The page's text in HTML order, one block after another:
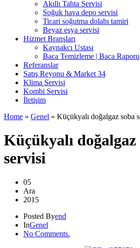
Akıllı Tahta Servisi
Soğuk hava depo servisi
Ticari soğutma dolabı tamiri
Beyaz eşya servisi
Hizmet Branşları
Kaynakcı Ustası
Baca Temizleme | Baca Raporu
Referanslar
Satış Reyonu & Market 34
Klima Servisi
Kombi Servisi
İletişim
Home » Genel » Küçükyalı doğalgaz soba
Küçükyalı doğalgaz
servisi
05
Ara
2015
Posted Byend
InGenel
No Comments.